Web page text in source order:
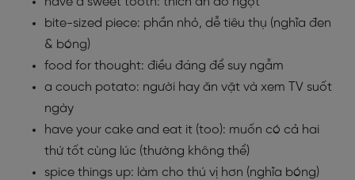
bite-sized piece: phần nhỏ, dễ tiêu thụ (nghĩa đen
& bóng)
food for thought: điều đáng để suy ngẫm
a couch potato: người hay ăn vặt và xem TV suốt
ngày
have your cake and eat it (too): muốn có cả hai
thứ tốt cùng lúc (thường không thể)
spice things up: làm cho thú vị hơn (nghĩa bóng)